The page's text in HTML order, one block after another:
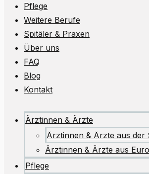
Pflege
Weitere Berufe
Spitäler & Praxen
Über uns
FAQ
Blog
Kontakt
Ärztinnen & Ärzte
Ärztinnen & Ärzte aus der
Ärztinnen & Ärzte aus
Pflege